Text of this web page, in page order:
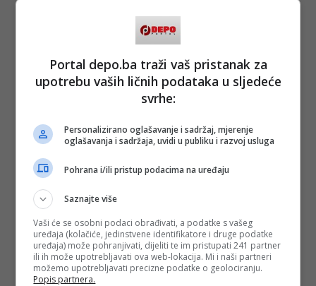
Portal depo.ba traži vaš pristanak za
upotrebu vaših ličnih podataka u sljedeće
svrhe:
Personalizirano oglašavanje i sadržaj, mjerenje
oglašavanja i sadržaja, uvidi u publiku i razvoj usluga
Pohrana i/ili pristup podacima na uređaju
Saznajte više
Vaši će se osobni podaci obrađivati, a podatke s vašeg
uređaja (kolačiće, jedinstvene identifikatore i druge podatke
uređaja) može pohranjivati, dijeliti te im pristupati 241 partner
ili ih može upotrebljavati ova web-lokacija. Mi i naši partneri
možemo upotrebljavati precizne podatke o geolociranju.
Popis partnera.